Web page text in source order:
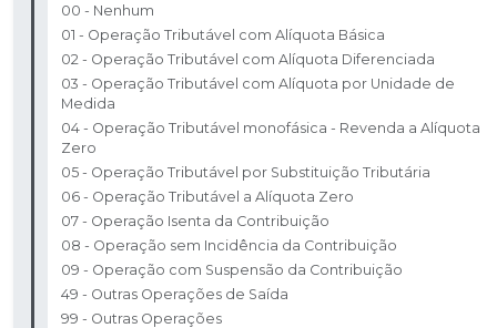
00 - Nenhum
01 - Operação Tributável com Alíquota Básica
02 - Operação Tributável com Alíquota Diferenciada
03 - Operação Tributável com Alíquota por Unidade de
Medida
04 - Operação Tributável monofásica - Revenda a Alíquota
Zero
05 - Operação Tributável por Substituição Tributária
06 - Operação Tributável a Alíquota Zero
07 - Operação Isenta da Contribuição
08 - Operação sem Incidência da Contribuição
09 - Operação com Suspensão da Contribuição
49 - Outras Operações de Saída
99 - Outras Operações